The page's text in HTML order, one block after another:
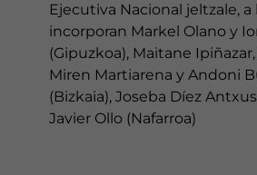
Ejecutiva Nacional jeltzale, a
incorporan Markel Olano y
(Gipuzkoa), Maitane
Miren Martiarena y Andoni
(Bizkaia), Joseba Díez
Javier Ollo (Nafarroa)